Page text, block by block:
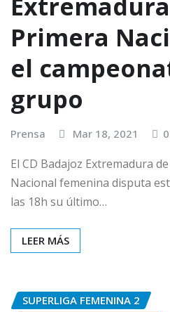
Primera
el
grupo
Prensa Mar 18, 2021 0
El CD Badajoz Extremadura
Nacional femenina disputa
las 18h su último…
LEER MÁS
SUPERLIGA FEMENINA 2